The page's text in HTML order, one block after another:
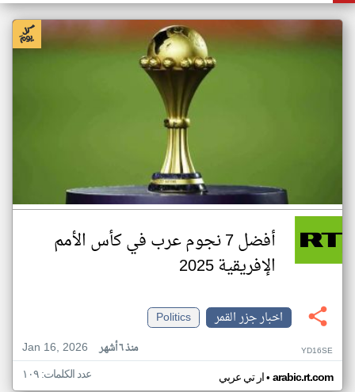
أفضل 7 نجوم عرب في كأس الأمم
الإفريقية 2025
اخبار جزر القمر
Politics
Jan 16, 2026
منذ ٦ أشهر YD16SE
ار تي عربي• arabic.rt.com عدد الكلمات: ١٠٩